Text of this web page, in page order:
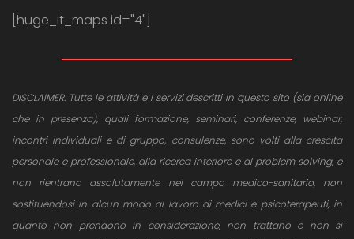
[huge_it_maps id="4"]
DISCLAIMER: Tutte le attività e i servizi descritti in questo sito (sia online
che in presenza), quali formazione, seminari, conferenze, webinar,
incontri individuali e di gruppo, consulenze, sono volti alla crescita
personale e professionale, alla ricerca interiore e al problem solving, e
non rientrano assolutamente nel campo medico-sanitario, non
sostituendosi in alcun modo al lavoro di medici e psicoterapeuti, in
quanto non prendono in considerazione, non trattano e non si